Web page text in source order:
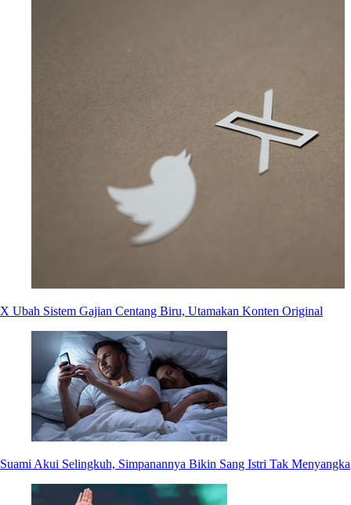
X Ubah Sistem Gajian Centang Biru, Utamakan Konten Original
Suami Akui Selingkuh, Simpanannya Bikin Sang Istri Tak Menyangka